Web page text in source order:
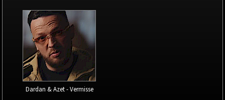
Dardan & Azet - Vermisse